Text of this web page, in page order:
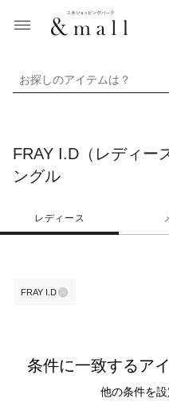
お探しのアイテムは？
FRAY I.D（レディー
ングル
レディース
FRAY I.D
条件に一致するア
他の条件を設